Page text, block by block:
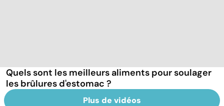
Quels sont les meilleurs aliments pour soulager
les brûlures d'estomac ?
Plus de vidéos